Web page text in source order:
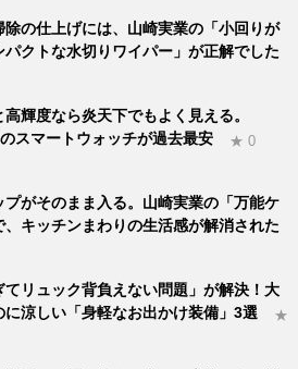
除の仕上げには、山崎実業の「小回りが
パクトな水切りワイパー」が正解でした
高輝度なら炎天下でもよく見える。
スマートウォッチが過去最安
★ 0
プがそのまま入る。山崎実業の「万能ケ
、キッチンまわりの生活感が解消された
てリュック背負えない問題」が解決！大
に涼しい「身軽なお出かけ装備」3選
★